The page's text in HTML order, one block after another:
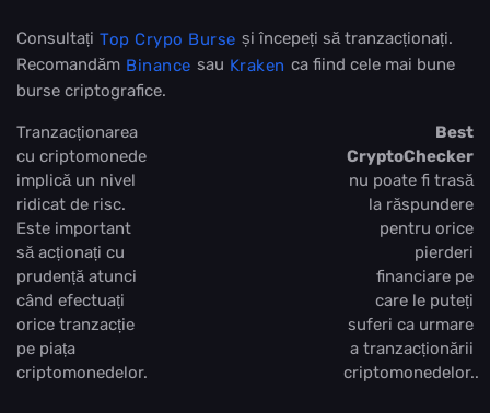
Consultați Top Crypo Burse și începeți să tranzacționați.
Recomandăm Binance sau Kraken ca fiind cele mai bune
burse criptografice.
Tranzacționarea
cu criptomonede
implică un nivel
ridicat de risc.
Este important
să acționați cu
prudență atunci
când efectuați
orice tranzacție
pe piața
criptomonedelor.
Best
CryptoChecker
nu poate fi trasă
la răspundere
pentru orice
pierderi
financiare pe
care le puteți
suferi ca urmare
a tranzacționării
criptomonedelor..